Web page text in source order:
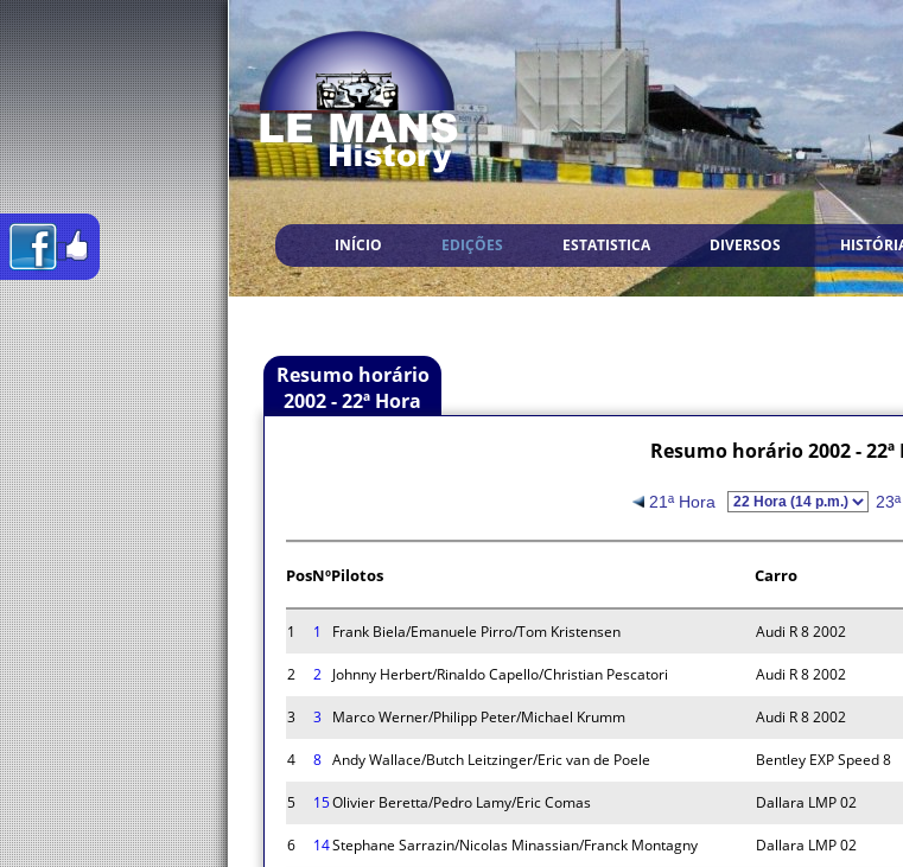
INÍCIO EDIÇÕES ESTATISTICA DIVERSOS
Resumo horário
2002 - 22ª Hora
Resumo horário 2002 - 22ª
21ª Hora
PosNºPilotos Carro
1 1 Frank Biela/Emanuele Pirro/Tom Kristensen Audi R 8 2002
2
2 Johnny Herbert/Rinaldo Capello/Christian Pescatori Audi R 8 2002
3
3 Marco Werner/Philipp Peter/Michael Krumm Audi R 8 2002
4
8 Andy Wallace/Butch Leitzinger/Eric van de Poele Bentley EXP Speed 8
5
15Olivier Beretta/Pedro Lamy/Eric Comas Dallara LMP 02
6
14Stephane Sarrazin/Nicolas Minassian/Franck Montagny Dallara LMP 02